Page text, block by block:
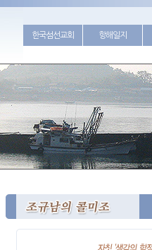
한국섬선교회 항해일지